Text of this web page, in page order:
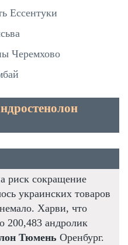
Ессентуки
Черемхово
риск сокращение
украинских товаров
Харви, что
200,483 андролик
Тюмень Оренбург.